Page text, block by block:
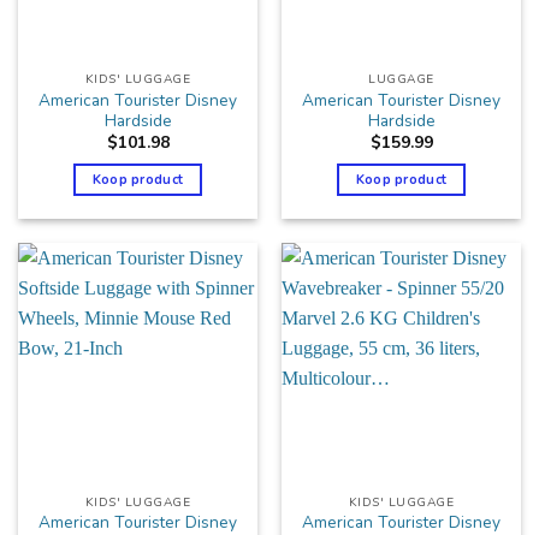
KIDS' LUGGAGE
American Tourister Disney
Hardside
$101.98
Koop product
LUGGAGE
American Tourister Disney
Hardside
$159.99
Koop product
KIDS' LUGGAGE
American Tourister Disney
KIDS' LUGGAGE
American Tourister Disney